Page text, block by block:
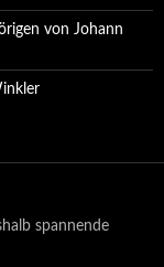
von Johann
spannende